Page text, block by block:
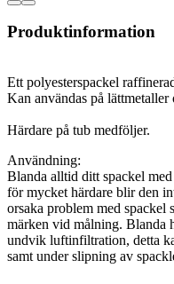
Produktinformation
Ett polyesterspackel
Kan användas på lättmetaller
Härdare på tub medföljer.
Användning:
Blanda alltid ditt spackel
för mycket härdare blir den
orsaka problem med spackel
märken vid målning. Blanda
undvik luftinfiltration, detta
samt under slipning av